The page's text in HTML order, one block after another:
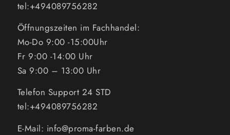
tel:+494089756282
Öffnungszeiten im Fachhandel:
Mo-Do 9:00 -15:00Uhr
Fr 9:00 -14:00 Uhr
Sa 9:00 – 13:00 Uhr
Telefon Support 24 STD
tel:+494089756282
E-Mail: info@proma-farben.de